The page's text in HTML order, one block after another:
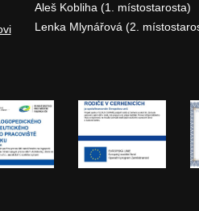
Aleš Kobliha (1. místostarosta)
Lenka Mlynářová (2.